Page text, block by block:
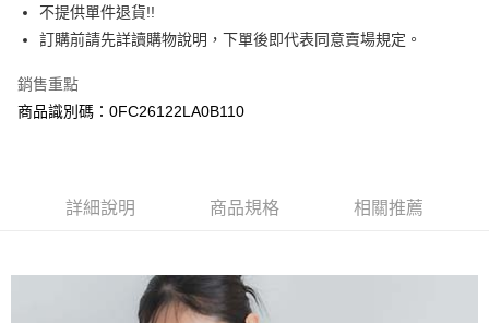
元大商業銀行
玉山商業銀行
星展（台灣）商業銀行
台灣樂天信用卡公司
悠遊付
大哥付你分期
相關說明
流程，驗證手機門號後，選擇欲分期的期數、繳款截止日，確認付款後即完
消。如遇「轉專審核」未通過狀況，表示未達大哥付你分期系統評分，恕無
【關於「AFTEE先享後付」】
１．簡單：不需註冊會員、不需綁卡、不需儲值。
２．便利：只要手機號碼，簡訊認證，即可結帳。
３．安心：先確認商品／服務後，再付款。
不提供單件退貨!!
訂購前請先詳讀購物說明，下單後即代表同意賣場規定。
銷售重點
商品識別碼：0FC26122LA0B110
詳細說明 商品規格 相關推薦